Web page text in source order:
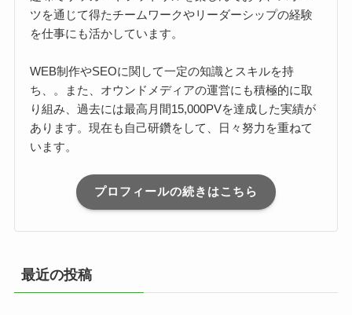
ツを通じて得たチームワークやリーダーシップの経験
を仕事にも活かしています。
WEB制作やSEOに関して一定の知識とスキルを持
ち、。また、オウンドメディアの運営にも積極的に取
り組み、過去には最高月間15,000PVを達成した実績が
あります。現在も自己研鑽をして、日々努力を重ねて
います。
プロフィールの続きはこちら
最近の投稿